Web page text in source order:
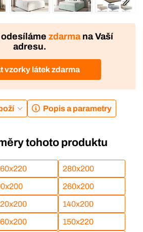
zdarmana Vaší
adresu.
vzorky látek zdarma
Popis a parametry
tohoto produktu
280x200
260x200
140x200
150x220